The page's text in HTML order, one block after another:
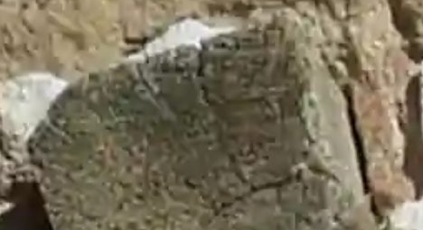
Mayor Nº1
El Cubillo de
856 080
de 10:00 a
Fiestas El Cubillo 2026 29 de
julio de 2026
Visita a la Ganadería 9 de julio
de 2026
Plaza de Toros 9 de julio de
2026
Decreto de Convocatoria 25 de
junio de 2026